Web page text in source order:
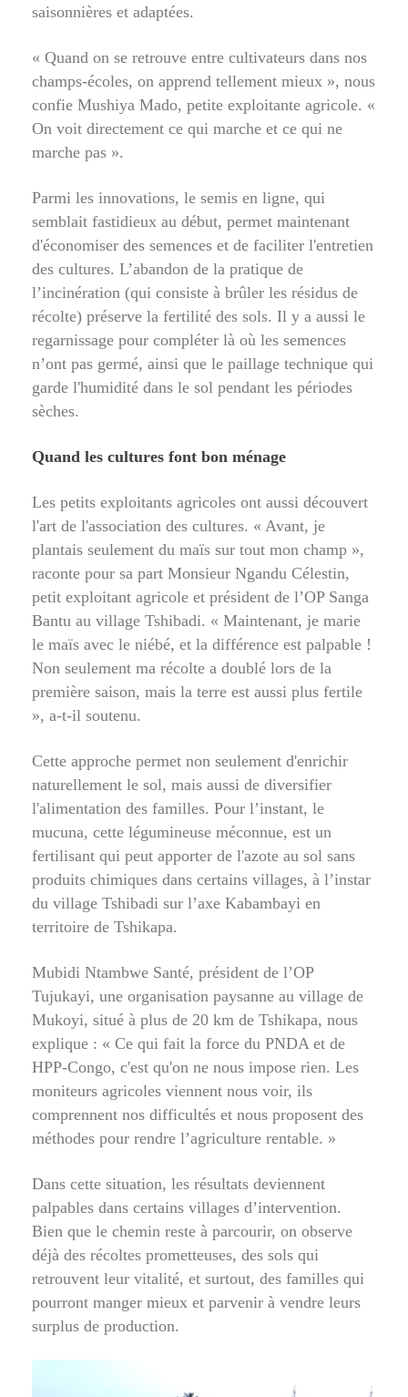
saisonnières et adaptées.
« Quand on se retrouve entre cultivateurs dans nos
champs-écoles, on apprend tellement mieux », nous
confie Mushiya Mado, petite exploitante agricole. «
On voit directement ce qui marche et ce qui ne
marche pas ».
Parmi les innovations, le semis en ligne, qui
semblait fastidieux au début, permet maintenant
d'économiser des semences et de faciliter l'entretien
des cultures. L’abandon de la pratique de
l’incinération (qui consiste à brûler les résidus de
récolte) préserve la fertilité des sols. Il y a aussi le
regarnissage pour compléter là où les semences
n’ont pas germé, ainsi que le paillage technique qui
garde l'humidité dans le sol pendant les périodes
sèches.
Quand les cultures font bon ménage
Les petits exploitants agricoles ont aussi découvert
l'art de l'association des cultures. « Avant, je
plantais seulement du maïs sur tout mon champ »,
raconte pour sa part Monsieur Ngandu Célestin,
petit exploitant agricole et président de l’OP Sanga
Bantu au village Tshibadi. « Maintenant, je marie
le maïs avec le niébé, et la différence est palpable !
Non seulement ma récolte a doublé lors de la
première saison, mais la terre est aussi plus fertile
», a-t-il soutenu.
Cette approche permet non seulement d'enrichir
naturellement le sol, mais aussi de diversifier
l'alimentation des familles. Pour l’instant, le
mucuna, cette légumineuse méconnue, est un
fertilisant qui peut apporter de l'azote au sol sans
produits chimiques dans certains villages, à l’instar
du village Tshibadi sur l’axe Kabambayi en
territoire de Tshikapa.
Mubidi Ntambwe Santé, président de l’OP
Tujukayi, une organisation paysanne au village de
Mukoyi, situé à plus de 20 km de Tshikapa, nous
explique : « Ce qui fait la force du PNDA et de
HPP-Congo, c'est qu'on ne nous impose rien. Les
moniteurs agricoles viennent nous voir, ils
comprennent nos difficultés et nous proposent des
méthodes pour rendre l’agriculture rentable. »
Dans cette situation, les résultats deviennent
palpables dans certains villages d’intervention.
Bien que le chemin reste à parcourir, on observe
déjà des récoltes prometteuses, des sols qui
retrouvent leur vitalité, et surtout, des familles qui
pourront manger mieux et parvenir à vendre leurs
surplus de production.